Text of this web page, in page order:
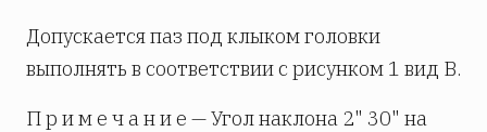
Допускается паз под клыком головки
выполнять в соответствии с рисунком 1 вид В.
П р и м е ч а н и е — Угол наклона 2" 30" на